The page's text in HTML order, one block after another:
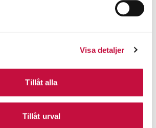
Visa detaljer
Tillåt alla
Tillåt urval